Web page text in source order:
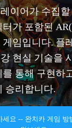
이어가 수집
터가 포함된
임입니다. 플
현실 기술을
통해 구현하
승리합니다.
세요 -- 완치카 게임 방